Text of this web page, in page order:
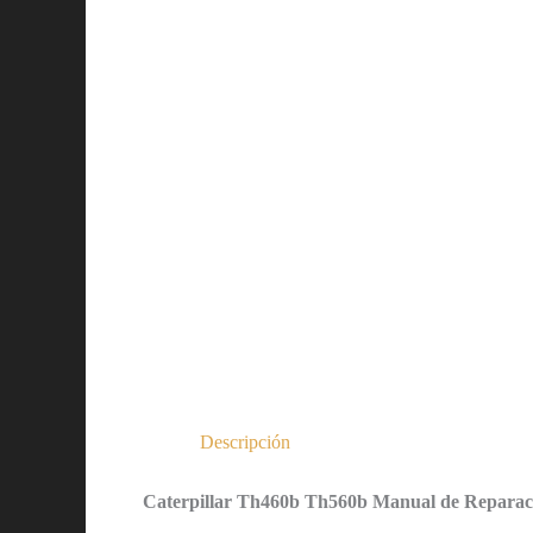
Descripción
Caterpillar Th460b Th560b Manual de